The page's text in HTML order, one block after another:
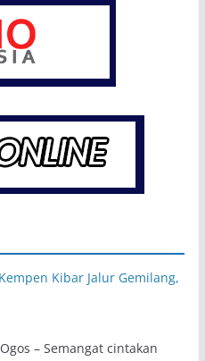
Kibar Jalur Gemilang,
Ogos – Semangat cintakan